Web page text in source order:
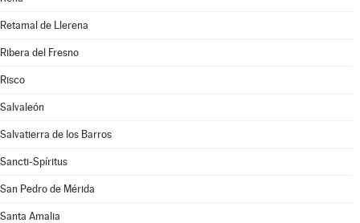
Retamal de Llerena
Ribera del Fresno
Risco
Salvaleón
Salvatierra de los Barros
Sancti-Spíritus
San Pedro de Mérida
Santa Amalia